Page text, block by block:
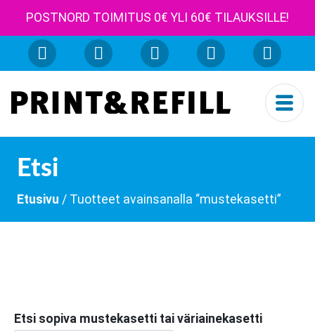
POSTNORD TOIMITUS 0€ YLI 60€ TILAUKSILLE!
Etsi
Etusivu / Tuotteet avainsanalla “mustekasetti”
Etsi sopiva mustekasetti tai väriainekasetti